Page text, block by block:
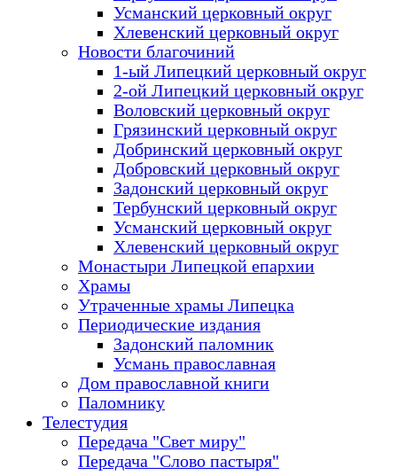
Усманский церковный округ
Хлевенский церковный округ
Новости благочиний
1-ый Липецкий церковный округ
2-ой Липецкий церковный округ
Воловский церковный округ
Грязинский церковный округ
Добринский церковный округ
Добровский церковный округ
Задонский церковный округ
Тербунский церковный округ
Усманский церковный округ
Хлевенский церковный округ
Монастыри Липецкой епархии
Храмы
Утраченные храмы Липецка
Периодические издания
Задонский паломник
Усмань православная
Дом православной книги
Паломнику
Телестудия
Передача "Свет миру"
Передача "Слово пастыря"